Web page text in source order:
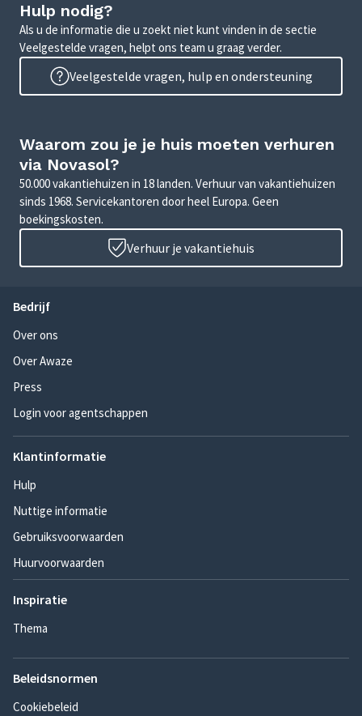
Hulp nodig?
Als u de informatie die u zoekt niet kunt vinden in de sectie
Veelgestelde vragen, helpt ons team u graag verder.
Veelgestelde vragen, hulp en ondersteuning
Waarom zou je je huis moeten verhuren
via Novasol?
50.000 vakantiehuizen in 18 landen. Verhuur van vakantiehuizen
sinds 1968. Servicekantoren door heel Europa. Geen
boekingskosten.
Verhuur je vakantiehuis
Bedrijf
Over ons
Over Awaze
Press
Login voor agentschappen
Klantinformatie
Hulp
Nuttige informatie
Gebruiksvoorwaarden
Huurvoorwaarden
Inspiratie
Thema
Beleidsnormen
Cookiebeleid